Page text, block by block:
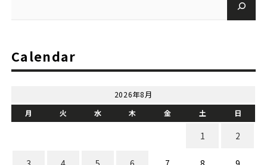
Calendar
2026年8月
月
火 水 木 金 土 日
1 2